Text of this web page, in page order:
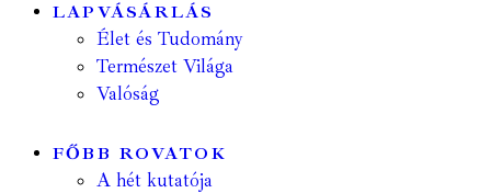
LAPVÁSÁRLÁS
Élet és Tudomány
Természet Világa
Valóság
FŐBB ROVATOK
A hét kutatója